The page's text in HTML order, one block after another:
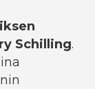
Schilling.